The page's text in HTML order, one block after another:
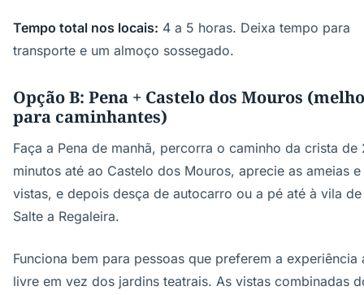
Tempo total nos locais: 4 a 5 horas. Deixa tempo para
transporte e um almoço sossegado.
Opção B: Pena + Castelo dos Mouros
para caminhantes)
Faça a Pena de manhã, percorra o caminho da crista de
minutos até ao Castelo dos Mouros, aprecie as ameias e
vistas, e depois desça de autocarro ou a pé até à vila
Salte a Regaleira.
Funciona bem para pessoas que preferem a experiência
livre em vez dos jardins teatrais. As vistas combinadas